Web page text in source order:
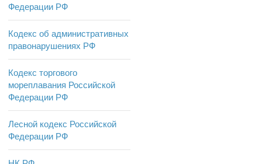
Федерации РФ
Кодекс об административных
правонарушениях РФ
Кодекс торгового
мореплавания Российской
Федерации РФ
Лесной кодекс Российской
Федерации РФ